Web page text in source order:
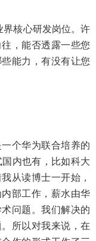
界核心研发岗位。许
，能否透露一些您
能力，有没有让您
个华为联合培养的
内也有，比如科大
从读博士一开始，
部工作，薪水由华
问题。我们解决的
所以对我来说，在